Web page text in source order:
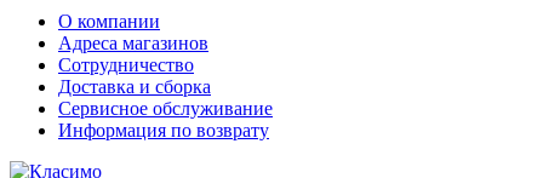
О компании
Адреса магазинов
Сотрудничество
Доставка и сборка
Сервисное обслуживание
Информация по возврату